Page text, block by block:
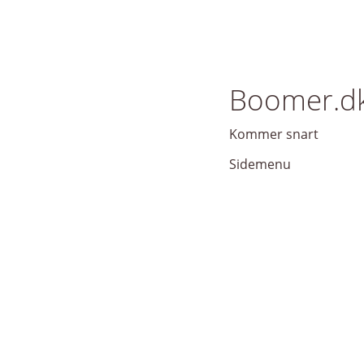
Kommer snart
Sidemenu